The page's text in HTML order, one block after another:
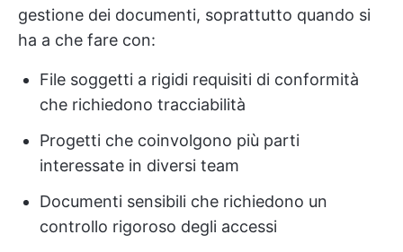
gestione dei documenti, soprattutto quando si
ha a che fare con:
File soggetti a rigidi requisiti di conformità
che richiedono tracciabilità
Progetti che coinvolgono più parti
interessate in diversi team
Documenti sensibili che richiedono un
controllo rigoroso degli accessi